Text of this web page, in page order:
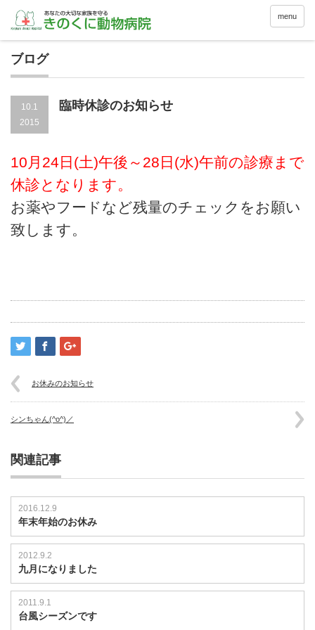
menu
ブログ
10.1
2015
臨時休診のお知らせ
10月24日(土)午後～28日(水)午前の診療まで
休診となります。
お薬やフードなど残量のチェックをお願い
致します。
お休みのお知らせ
シンちゃん(^o^)／
関連記事
2016.12.9
年末年始のお休み
2012.9.2
九月になりました
2011.9.1
台風シーズンです